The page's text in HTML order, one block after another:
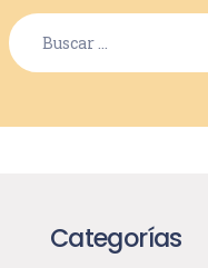
Categorías